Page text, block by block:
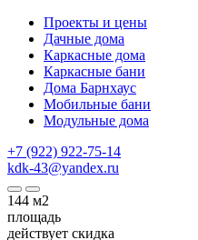
Проекты и цены
Дачные дома
Каркасные дома
Каркасные бани
Дома Барнхаус
Мобильные бани
Модульные дома
+7 (922) 922-75-14
kdk-43@yandex.ru
144 м2
площадь
действует скидка